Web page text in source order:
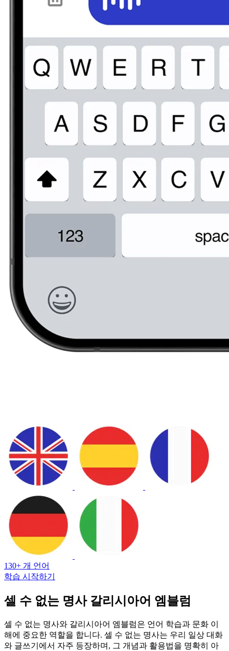
130+ 개 언어
학습 시작하기
셀 수 없는 명사 갈리시아어 엠블럼
셀 수 없는 명사와 갈리시아어 엠블럼은 언어 학습과 문화 이
해에 중요한 역할을 합니다. 셀 수 없는 명사는 우리 일상 대화
와 글쓰기에서 자주 등장하며, 그 개념과 활용법을 명확히 아